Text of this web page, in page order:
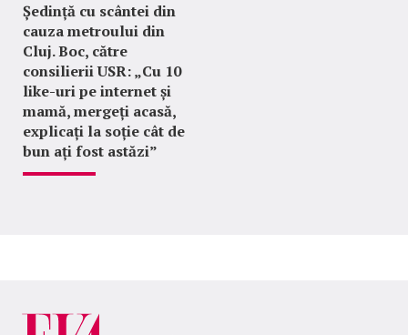
Ședință cu scântei din
cauza metroului din
Cluj. Boc, către
consilierii USR: „Cu 10
like-uri pe internet și
mamă, mergeți acasă,
explicați la soție cât de
bun ați fost astăzi”